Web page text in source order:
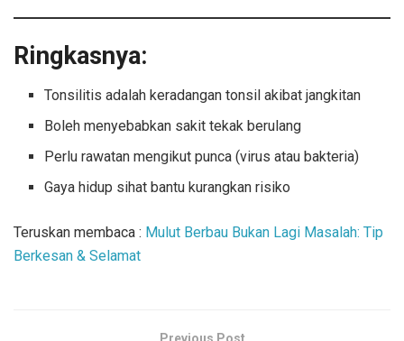
Ringkasnya:
Tonsilitis adalah keradangan tonsil akibat jangkitan
Boleh menyebabkan sakit tekak berulang
Perlu rawatan mengikut punca (virus atau bakteria)
Gaya hidup sihat bantu kurangkan risiko
Teruskan membaca : Mulut Berbau Bukan Lagi Masalah: Tip
Berkesan & Selamat